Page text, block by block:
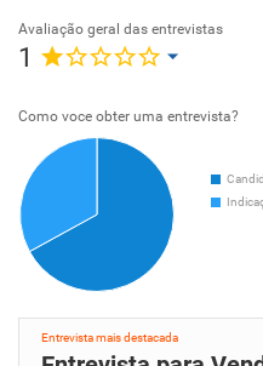
Avaliação geral das entrevistas
1
Como voce obter uma entrevista?
Entrevista mais destacada